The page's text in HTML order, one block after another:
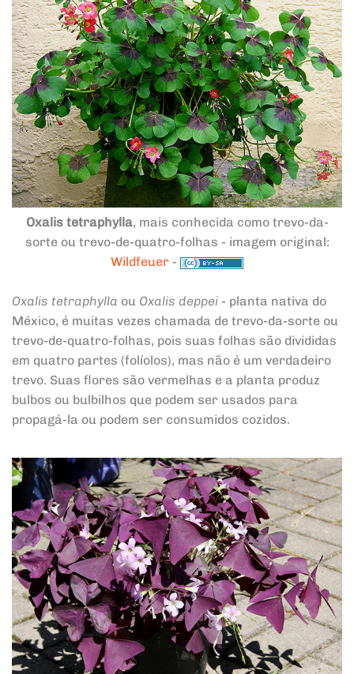
Oxalis tetraphylla, mais conhecida como trevo-da-
sorte ou trevo-de-quatro-folhas - imagem original:
Wildfeuer -
Oxalis tetraphylla ou Oxalis deppei - planta nativa do
México, é muitas vezes chamada de trevo-da-sorte ou
trevo-de-quatro-folhas, pois suas folhas são divididas
em quatro partes (folíolos), mas não é um verdadeiro
trevo. Suas flores são vermelhas e a planta produz
bulbos ou bulbilhos que podem ser usados para
propagá-la ou podem ser consumidos cozidos.